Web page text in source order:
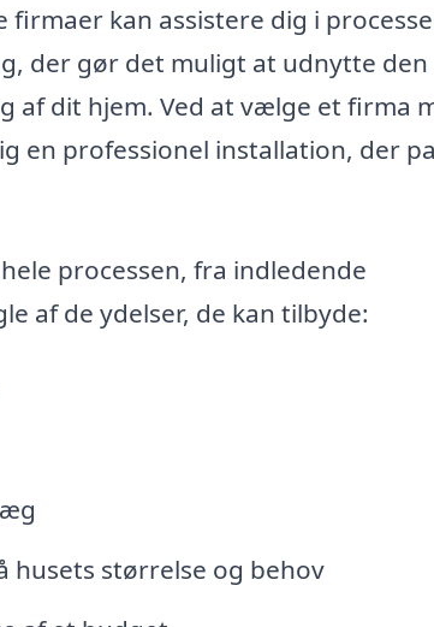
kan assistere dig i
der gør det muligt at udnytte den
af dit hjem. Ved at vælge et firma
en professionel installation, der
processen, fra indledende
af de ydelser, de kan tilbyde:
husets størrelse og behov